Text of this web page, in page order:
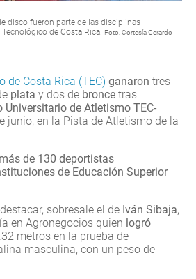
disco fueron parte de las disciplinas
de Costa Rica. Foto: Cortesía Gerardo
de Costa Rica (TEC) ganaron tres
plata y dos de bronce tras
Universitario de Atletismo TEC-
junio, en la Pista de Atletismo de la
más de 130 deportistas
de Educación Superior
sobresale el de Iván Sibaja,
en Agronegocios quien logró
metros en la prueba de
masculina, con un peso de